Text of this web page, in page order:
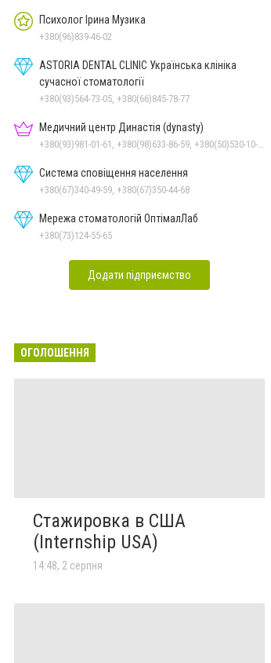
Психолог Ірина Музика
+380(96)839-46-02
ASTORIA DENTAL CLINIC Українська клініка
сучасної стоматології
+380(93)564-73-05, +380(66)845-78-77
Медичний центр Династія (dynasty)
Система сповіщення населення
+380(67)340-49-59, +380(67)350-44-68
Мережа стоматологій ОптімалЛаб
+380(73)124-55-65
Додати підприємство
ОГОЛОШЕННЯ
Стажировка в США
(Internship USA)
14:48, 2 серпня